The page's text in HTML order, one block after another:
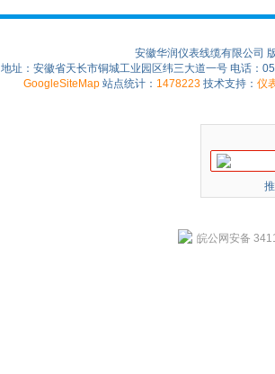
安徽华润仪表线缆有限公司
地址：安徽省天长市铜城工业园区纬三大道一号 电话：
GoogleSiteMap 站点统计： 1478223 技术支持： 仪
皖公网安备